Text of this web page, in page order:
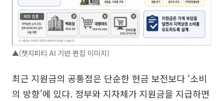
▲(챗지피티 AI 기반 편집 이미지)
최근 지원금의 공통점은 단순한 현금 보전보다 ‘소비
의 방향’에 있다. 정부와 지자체가 지원금을 지급하면